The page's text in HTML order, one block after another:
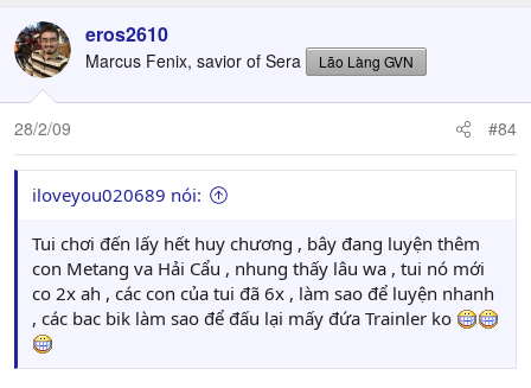
eros2610
Marcus Fenix, savior of Sera Lão Làng GVN
28/2/09 #84
iloveyou020689 nói:
Tui chơi đến lấy hết huy chương , bây đang luyện thêm
con Metang va Hải Cẩu , nhung thấy lâu wa , tui nó mới
co 2x ah , các con của tui đã 6x , làm sao để luyện nhanh
, các bac bik làm sao để đấu lại mấy đứa Trainler ko